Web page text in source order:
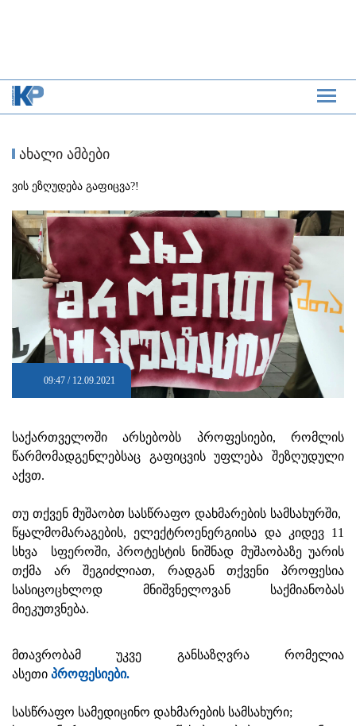
ახალი ამბები
ვის ეზღუდება გაფიცვა?!
09:47 / 12.09.2021
საქართველოში არსებობს პროფესიები, რომლის
წარმომადგენლებსაც გაფიცვის უფლება შეზღუდული
აქვთ.
თუ თქვენ მუშაობთ სასწრაფო დახმარების სამსახურში,
წყალმომარაგების, ელექტროენერგიისა და კიდევ 11
სხვა სფეროში, პროტესტის ნიშნად მუშაობაზე უარის
თქმა არ შეგიძლიათ, რადგან თქვენი პროფესია
სასიცოცხლოდ მნიშვნელოვან საქმიანობას
მიეკუთვნება.
მთავრობამ უკვე განსაზღვრა რომელია
ასეთი პროფესიები.
სასწრაფო სამედიცინო დახმარების სამსახური;